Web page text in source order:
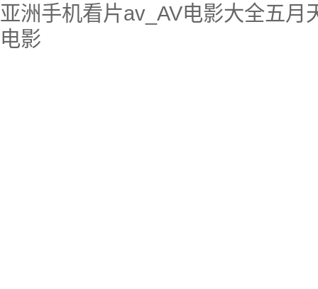
亚洲手机看片av_AV电影大全五
电影